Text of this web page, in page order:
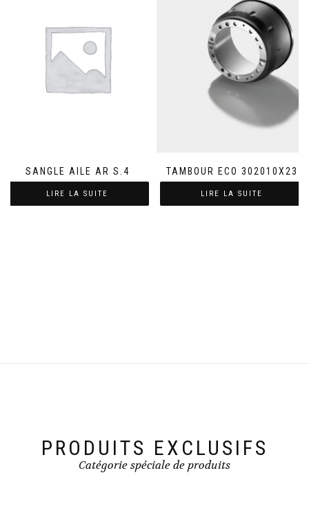
SANGLE AILE AR S.4
LIRE LA SUITE
TAMBOUR ECO 302010X23
LIRE LA SUITE
PRODUITS EXCLUSIFS
Catégorie spéciale de produits